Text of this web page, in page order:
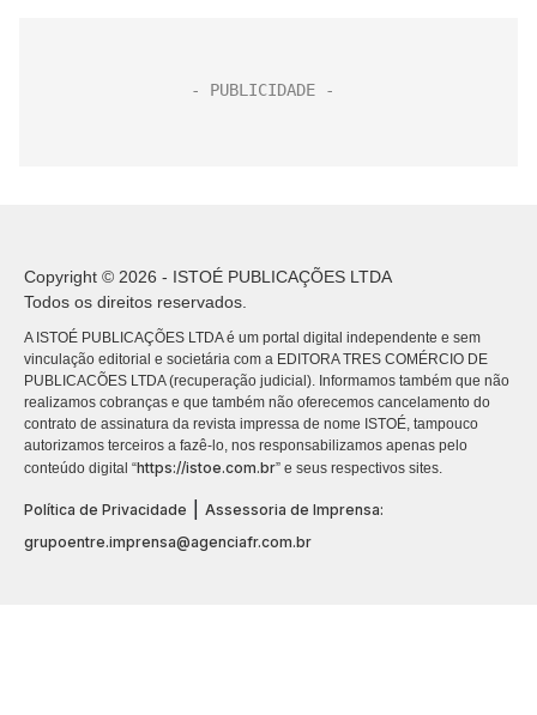
Copyright © 2026 - ISTOÉ PUBLICAÇÕES LTDA
Todos os direitos reservados.
A ISTOÉ PUBLICAÇÕES LTDA é um portal digital independente e sem
vinculação editorial e societária com a EDITORA TRES COMÉRCIO DE
PUBLICACÕES LTDA (recuperação judicial). Informamos também que não
realizamos cobranças e que também não oferecemos cancelamento do
contrato de assinatura da revista impressa de nome ISTOÉ, tampouco
autorizamos terceiros a fazê-lo, nos responsabilizamos apenas pelo
conteúdo digital “https://istoe.com.br” e seus respectivos sites.
Política de Privacidade
Assessoria de Imprensa:
grupoentre.imprensa@agenciafr.com.br